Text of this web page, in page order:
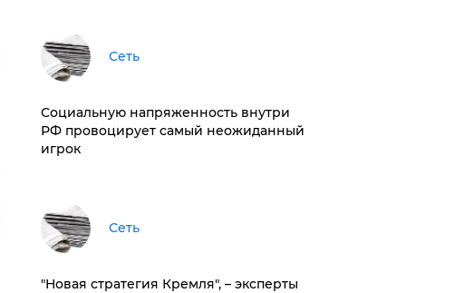
Сеть
Социальную напряженность внутри
РФ провоцирует самый неожиданный
игрок
Сеть
"Новая стратегия Кремля", – эксперты